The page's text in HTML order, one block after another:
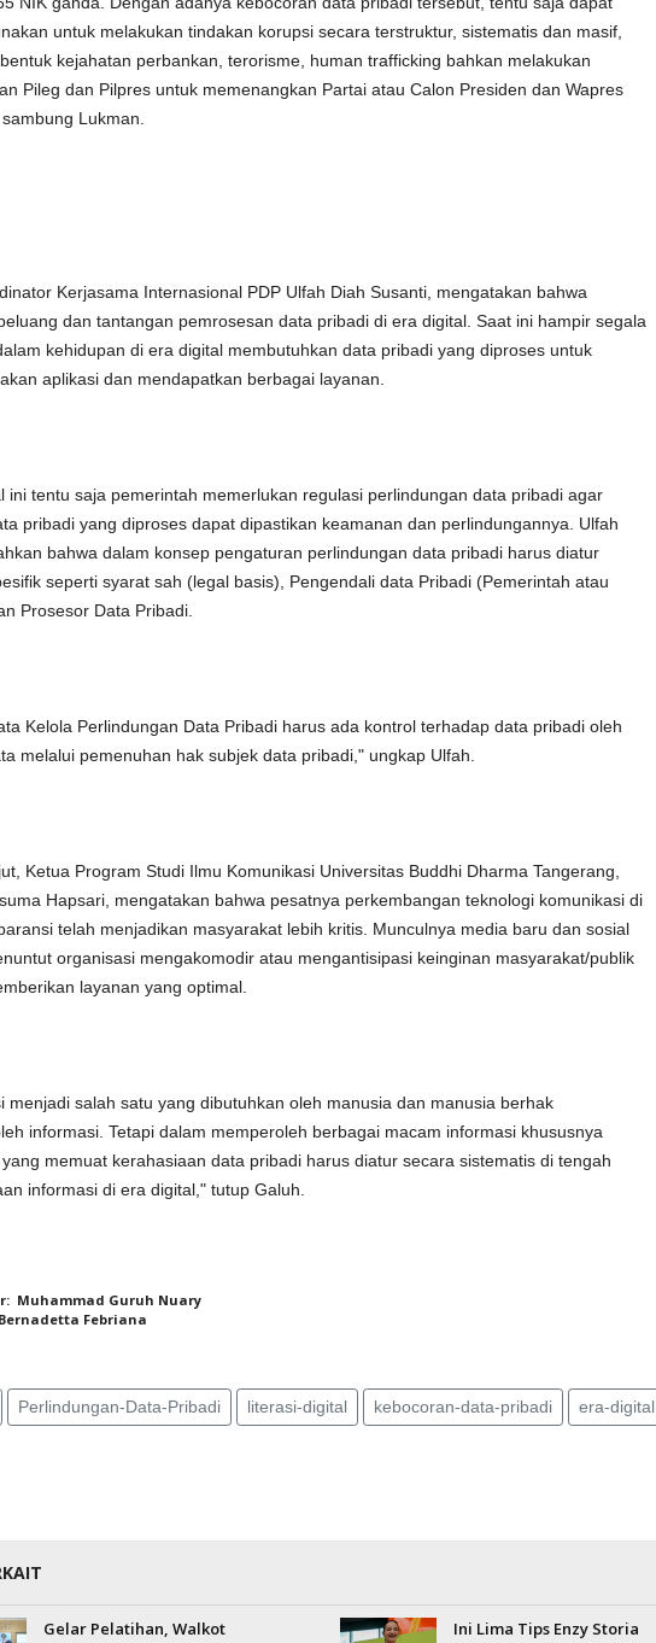
untuk melakukan tindakan korupsi secara terstruktur, sistematis dan masif,
kejahatan perbankan, terorisme, human trafficking bahkan melakukan
Pileg dan Pilpres untuk memenangkan Partai atau Calon Presiden dan Wapres
Lukman.
Kerjasama Internasional PDP Ulfah Diah Susanti, mengatakan bahwa
dan tantangan pemrosesan data pribadi di era digital. Saat ini hampir segala
kehidupan di era digital membutuhkan data pribadi yang diproses untuk
aplikasi dan mendapatkan berbagai layanan.
ini tentu saja pemerintah memerlukan regulasi perlindungan data pribadi agar
pribadi yang diproses dapat dipastikan keamanan dan perlindungannya. Ulfah
bahwa dalam konsep pengaturan perlindungan data pribadi harus diatur
seperti syarat sah (legal basis), Pengendali data Pribadi (Pemerintah atau
Prosesor Data Pribadi.
Kelola Perlindungan Data Pribadi harus ada kontrol terhadap data pribadi oleh
melalui pemenuhan hak subjek data pribadi," ungkap Ulfah.
Ketua Program Studi Ilmu Komunikasi Universitas Buddhi Dharma Tangerang,
Hapsari, mengatakan bahwa pesatnya perkembangan teknologi komunikasi di
telah menjadikan masyarakat lebih kritis. Munculnya media baru dan sosial
organisasi mengakomodir atau mengantisipasi keinginan masyarakat/publik
layanan yang optimal.
menjadi salah satu yang dibutuhkan oleh manusia dan manusia berhak
informasi. Tetapi dalam memperoleh berbagai macam informasi khususnya
memuat kerahasiaan data pribadi harus diatur secara sistematis di tengah
informasi di era digital," tutup Galuh.
Muhammad Guruh Nuary
Febriana
Perlindungan-Data-Pribadi literasi-digital kebocoran-data-pribadi era-digital
Gelar Pelatihan, Walkot
Ini Lima Tips Enzy Storia